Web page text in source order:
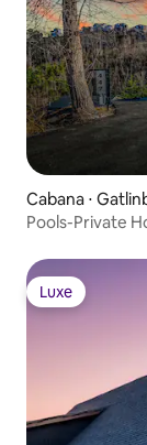
Cabana ⋅
Pools-Private
Luxe
Luxe